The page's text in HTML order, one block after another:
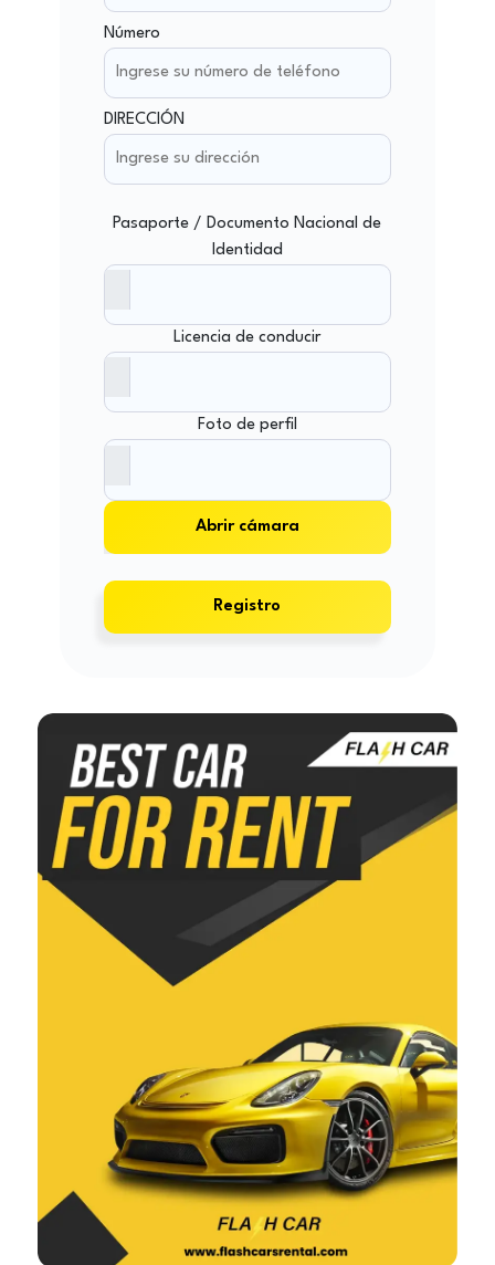
Número
DIRECCIÓN
Pasaporte / Documento Nacional de
Identidad
Licencia de conducir
Foto de perfil
Abrir cámara
Registro